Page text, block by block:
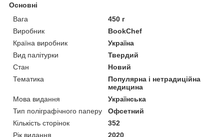
Основні
Вага
450 г
Виробник
BookChef
Країна виробник
Україна
Вид палітурки
Твердий
Стан
Новий
Тематика
Популярна і нетрадиційна
медицина
Мова видання
Українська
Тип поліграфічного паперу
Офсетний
Кількість сторінок
352
Рік видання
2020